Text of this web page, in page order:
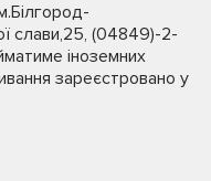
слави,25, (04849)-2-
іноземних
зареєстровано у